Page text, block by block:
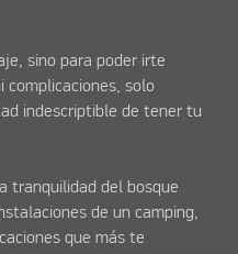
sino para poder irte
complicaciones, solo
indescriptible de tener tu
tranquilidad del bosque
de un camping,
que más te